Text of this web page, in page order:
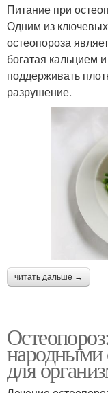
Питание при
Одним из
остеопороза
богатая кальцием
поддерживать
разрушение.
читать дальше →
народными
для